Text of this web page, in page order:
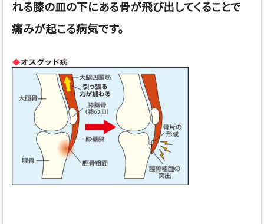
れる膝の皿の下にある骨が飛び出してくることで
痛みが起こる病気です。